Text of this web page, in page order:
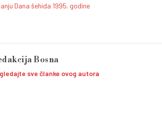
Dana šehida 1995. godine
Bosna
sve članke ovog autora